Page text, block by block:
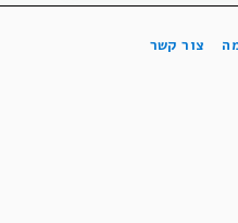
צור קשר